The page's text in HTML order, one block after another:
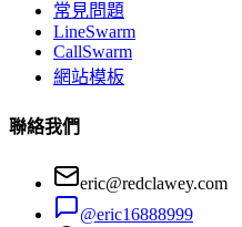
常見問題
LineSwarm
CallSwarm
網站模板
聯絡我們
eric@redclawey.com
@eric16888999